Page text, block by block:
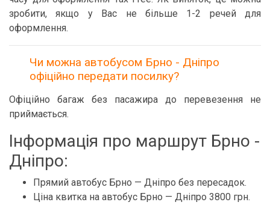
зробити, якщо у Вас не більше 1-2 речей для
оформлення.
Чи можна автобусом Брно - Дніпро
офіційно передати посилку?
Офіційно багаж без пасажира до перевезення не
приймається.
Інформація про маршрут Брно -
Дніпро:
Прямий автобус Брно — Дніпро без пересадок.
Ціна квитка на автобус Брно — Дніпро 3800 грн.